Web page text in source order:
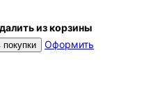
из корзины
Оформить